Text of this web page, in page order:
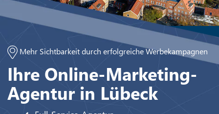
Mehr Sichtbarkeit durch erfolgreiche Werbekampagnen
Ihre Online-Marketing-
Agentur in Lübeck